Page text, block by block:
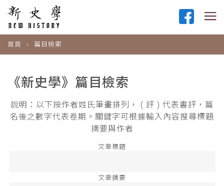
首頁 篇目檢索
《新史學》篇目檢索
說明：以下按作者姓氏筆畫排列， ( 評 ) 代表書評，篇
名後之數字代表卷期。關鍵字可根據輸入內容搜尋標題
摘要與作者
文章標題
文章摘要